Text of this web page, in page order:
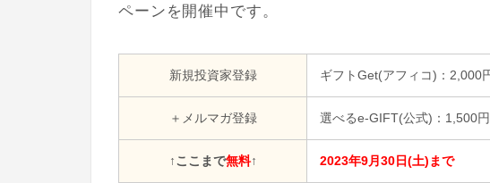
ペーンを開催中です。
新規投資家登録 ギフトGet(アフィコ)：2,000
＋メルマガ登録 選べるe-GIFT(公式)：1,500円
↑ここまで無料↑ 2023年9月30日(土)まで